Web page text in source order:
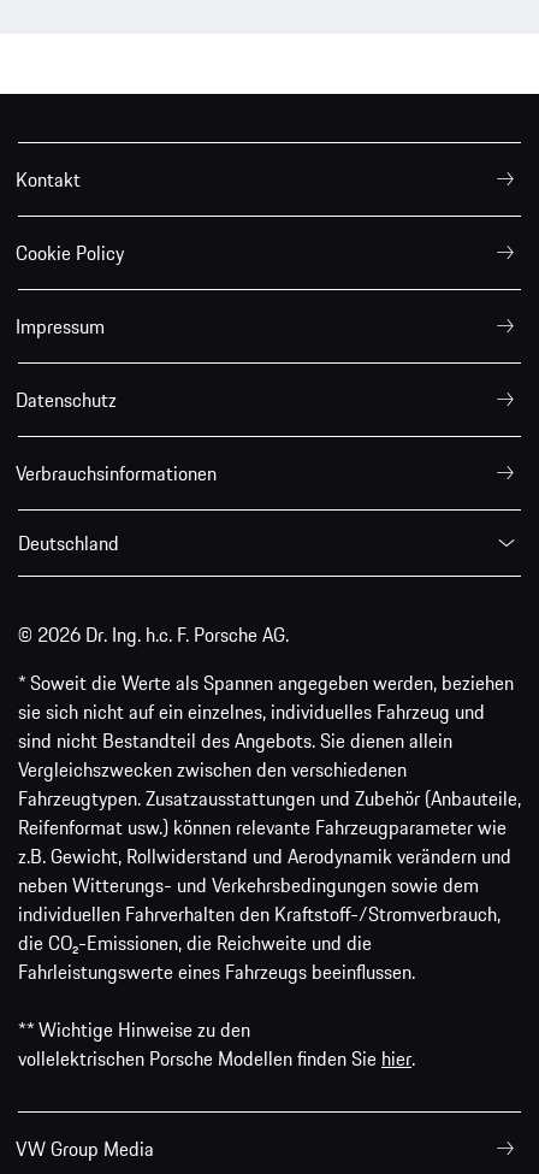
Kontakt
Cookie Policy
Impressum
Datenschutz
Verbrauchsinformationen
Deutschland
© 2026 Dr. Ing. h.c. F. Porsche AG.
* Soweit die Werte als Spannen angegeben werden, beziehen
sie sich nicht auf ein einzelnes, individuelles Fahrzeug und
sind nicht Bestandteil des Angebots. Sie dienen allein
Vergleichszwecken zwischen den verschiedenen
Fahrzeugtypen. Zusatzausstattungen und Zubehör (Anbauteile,
Reifenformat usw.) können relevante Fahrzeugparameter wie
z.B. Gewicht, Rollwiderstand und Aerodynamik verändern und
neben Witterungs- und Verkehrsbedingungen sowie dem
individuellen Fahrverhalten den Kraftstoff-/Stromverbrauch,
die CO₂-Emissionen, die Reichweite und die
Fahrleistungswerte eines Fahrzeugs beeinflussen.
** Wichtige Hinweise zu den
vollelektrischen Porsche Modellen finden Sie hier.
VW Group Media